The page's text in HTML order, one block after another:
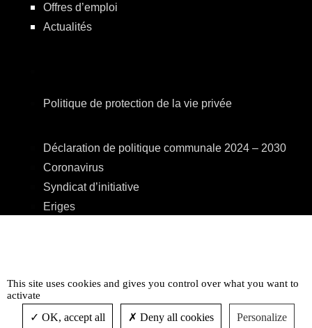
Offres d’emploi
Actualités
Politique de protection de la vie privée
Déclaration de politique communale 2024 – 2030
Coronavirus
Syndicat d’initiative
Eriges
Accessibilité
This site uses cookies and gives you control over what you want to
activate
OK, accept all Deny all cookies Personalize